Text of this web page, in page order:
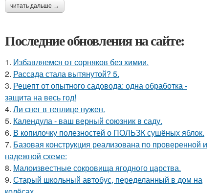
читать дальше →
Последние обновления на сайте:
1. Избавляемся от сорняков без химии.
2. Рассада стала вытянутой? 5.
3. Рецепт от опытного садовода: одна обработка -
защита на весь год!
4. Ли снег в теплице нужен.
5. Календула - ваш верный союзник в саду.
6. В копилочку полезностей о ПОЛЬЗК сушёных яблок.
7. Базовая конструкция реализована по проверенной и
надежной схеме:
8. Малоизвестные сокровища ягодного царства.
9. Старый школьный автобус, переделанный в дом на